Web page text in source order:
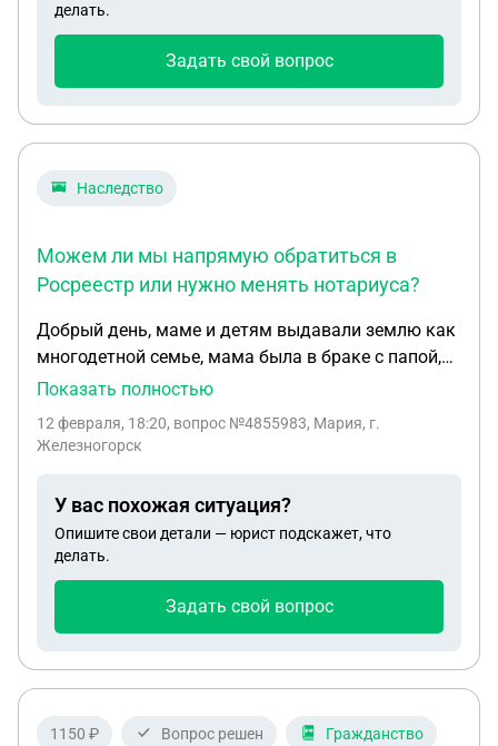
делать.
Задать свой вопрос
Наследство
Можем ли мы напрямую обратиться в
Росреестр или нужно менять нотариуса?
Добрый день, маме и детям выдавали землю как
многодетной семье, мама была в браке с папой,
маме дали документы о постановлении о
и указали доли на всех детей и на маму, папы в
2018 году, на данный момент мы решили продать
землю. Нотариус настаивает, что перед продажей
все наследники (мама и 6 детей) должны
вступить в наследство на этот участок. Он
утверждает, что это — «скрытое наследство», так
от маминой доли (1/12 от всего участка)
по его словам, мы сейчас и должны наследовать.
Показать полностью
12 февраля, 18:20, вопрос №4855983, Мария, г.
Железногорск
У вас похожая ситуация?
Опишите свои детали — юрист подскажет, что
делать.
Задать свой вопрос
1150 ₽ Вопрос решен Гражданство